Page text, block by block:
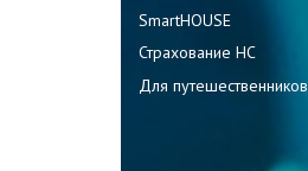
SmartHOUSE
Страхование НС
Для путешественников